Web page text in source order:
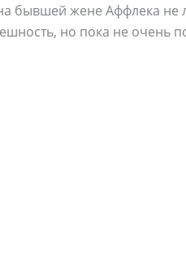
бывшей жене Аффлека
но пока не очень